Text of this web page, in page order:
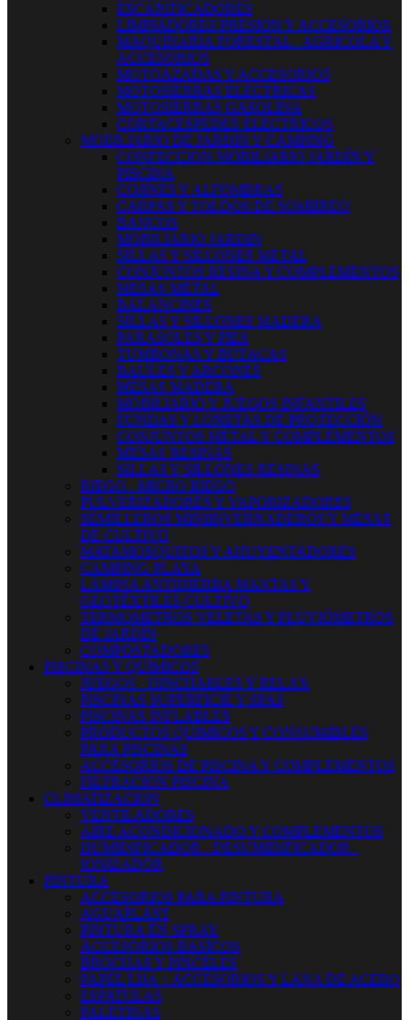
ESCARIFICADORES
LIMPIADORES PRESION Y ACCESORIOS
MAQUINARIA FORESTAL - AGRICOLA Y
ACCESORIOS
MOTOAZADAS Y ACCESORIOS
MOTOSIERRAS ELECTRICAS
MOTOSIERRAS GASOLINA
CORTACESPEDES ELECTRICOS
MOBILIARIO DE JARDIN Y CAMPING
CONFECCION MOBILIARIO JARDÍN Y
PISCINA
COJINES Y ALFOMBRAS
CARPAS Y TOLDOS DE SOMBREO
BANCOS
MOBILIARIO JARDIN
SILLAS Y SILLONES METAL
CONJUNTOS RESINA Y COMPLEMENTOS
MESAS METAL
BALANCINES
SILLAS Y SILLONES MADERA
PARASOLES Y PIES
TUMBONAS Y BUTACAS
BAULES Y ARCONES
MESAS MADERA
MOBILIARIO Y JUEGOS INFANTILES
FUNDAS Y LONETAS DE PROTECCIÓN
CONJUNTOS METAL Y COMPLEMENTOS
MESAS RESINAS
SILLAS Y SILLONES RESINAS
RIEGO - MICRO RIEGO
PULVERIZADORES Y VAPORIZADORES
SEMILLEROS MINIINVERNADEROS Y MESAS
DE CULTIVO
MATAMOSQUITOS Y AHUYENTADORES
CAMPING-PLAYA
LÁMINA ANTIHIERBA MANTAS Y
GEOTÉXTILES CULTIVO
TERMOMETROS VELETAS Y PLUVIÓMETROS
DE JARDÍN
COMPOSTADORES
PISCINAS Y QUIMICOS
JUEGOS - HINCHABLES Y RELAX
PISCINAS SUPERFICIE Y SPAS
PISCINAS INFLABLES
PRODUCTOS QUIMICOS Y CONSUMIBLES
PARA PISCINAS
ACCESORIOS DE PISCINA Y COMPLEMENTOS
FILTRACION PISCINA
CLIMATIZACION
VENTILADORES
AIRE ACONDICIONADO Y COMPLEMENTOS
HUMIDIFICADOR - DESUMIDIFICADOR -
IONIZADOR
PINTURA
ACCESORIOS PARA PINTURA
AGUAPLAST
PINTURA EN SPRAY
ACCESORIOS BASICOS
BROCHAS Y PINCELES
PAPEL LIJA + ACCESORIOS Y LANA DE ACERO
ESPATULAS
PALETINAS